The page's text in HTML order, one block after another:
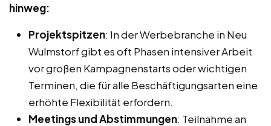
hinweg:
Projektspitzen: In der Werbebranche in Neu
Wulmstorf gibt es oft Phasen intensiver Arbeit
vor großen Kampagnenstarts oder wichtigen
Terminen, die für alle Beschäftigungsarten eine
erhöhte Flexibilität erfordern.
Meetings und Abstimmungen: Teilnahme an